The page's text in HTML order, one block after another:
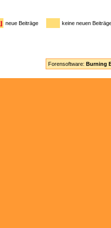
neue Beiträge keine neuen
Forensoftware: Burning